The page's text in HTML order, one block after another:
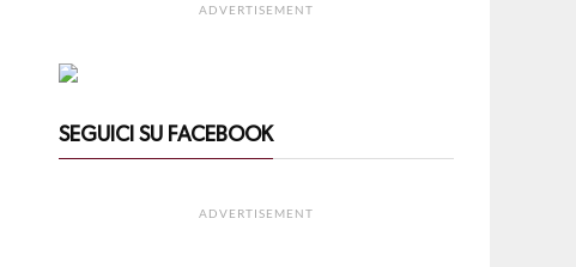
ADVERTISEMENT
SEGUICI SU FACEBOOK
ADVERTISEMENT